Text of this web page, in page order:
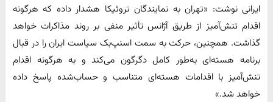
ایرانی نوشت: «تهران به نمایندگان تروئیکا هشدار داده که هرگونه
اقدام تنش‌آمیز از طریق آژانس تأثیر منفی بر روند مذاکرات خواهد
گذاشت. همچنین، حرکت به سمت اسنپ‌بک سیاست ایران را در قبال
برنامه هسته‌ای به‌طور کامل دگرگون می‌کند و به هرگونه اقدام
تنش‌آمیز با اقدامات هسته‌ای متناسب و حساب‌شده پاسخ داده
خواهد شد.»